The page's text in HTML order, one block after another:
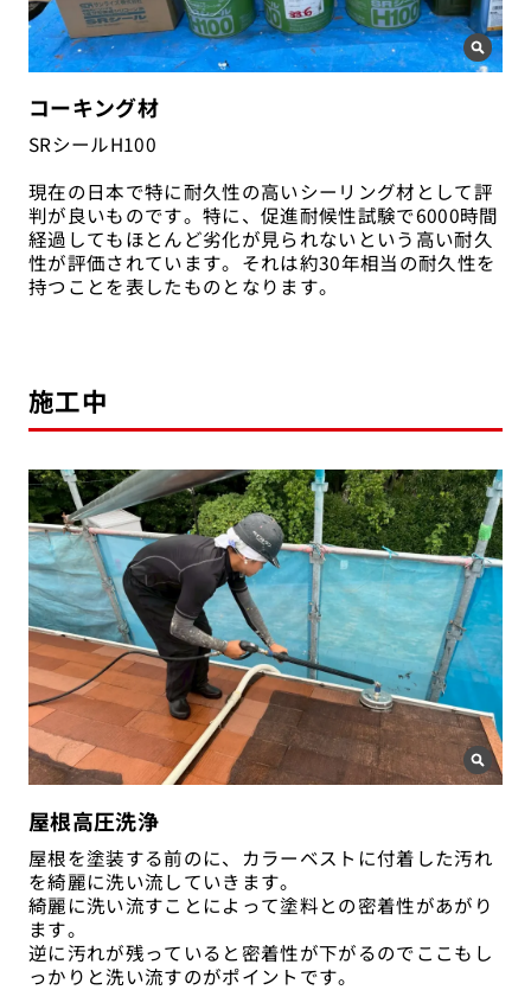
コーキング材
SRシールH100
現在の日本で特に耐久性の高いシーリング材として評
判が良いものです。特に、促進耐候性試験で6000時間
経過してもほとんど劣化が見られないという高い耐久
性が評価されています。それは約30年相当の耐久性を
持つことを表したものとなります。
施工中
屋根高圧洗浄
屋根を塗装する前のに、カラーベストに付着した汚れ
を綺麗に洗い流していきます。
綺麗に洗い流すことによって塗料との密着性があがり
ます。
逆に汚れが残っていると密着性が下がるのでここもし
っかりと洗い流すのがポイントです。